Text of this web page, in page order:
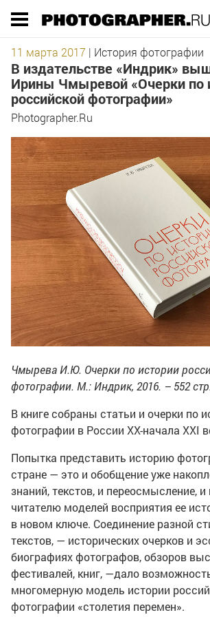
11 марта 2017 | История фотографии
В издательстве «Индрик»
Ирины Чмыревой «Очерки по
российской фотографии»
Photographer.Ru
Чмырева И.Ю. Очерки по истории
фотографии. М.: Индрик, 2016. – 552
В книге собраны статьи и очерки по
фотографии в России ХХ-начала XXI
Попытка представить историю
стране — это и обобщение уже
знаний, текстов, и переосмысление,
читателю моделей восприятия ее
в новом ключе. Соединение разной
текстов, — исторических очерков и
биографиях фотографов, обзоров
фестивалей, книг, —дало
многомерную модель истории
фотографии «столетия перемен».